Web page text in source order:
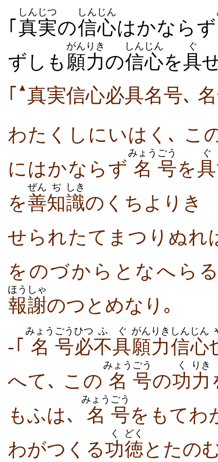
｢ 真実
しんじつ
の信心
しんじん
はかならず
ずしも 願力
がんりき
の信心
しんじん
を具
ぐ
｢ ▲ 真実信心必具名号､
わたくしにいはく､ こ
にはかならず 名
みょう
号
ごう
を具
ぐ
を善
ぜん
知
ぢ
識
しき
のくちよりき
せられたてまつりぬれ
をのづからとなへら
報謝
ほうしゃ
のつとめなり｡
-｢ 名
みょう
号
ごう
必
ひつ
不具
ふぐ
願力
がんりき
信心
しんじん
へて､ この 名
みょう
号
ごう
の功
く
力
りき
もふは､
名
みょう
号
ごう
をもてわ
わがつくる功
く
徳
どく
とたの